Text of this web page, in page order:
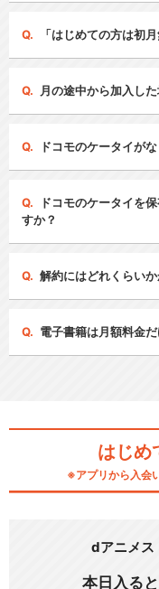
「はじめての方は初
月の途中から加入し
ドコモのケータイが
ドコモのケータイを
すか？
解約にはどれくらい
電子書籍は月額料金
はじめ
※アプリから入会
dアニメス
本日入る